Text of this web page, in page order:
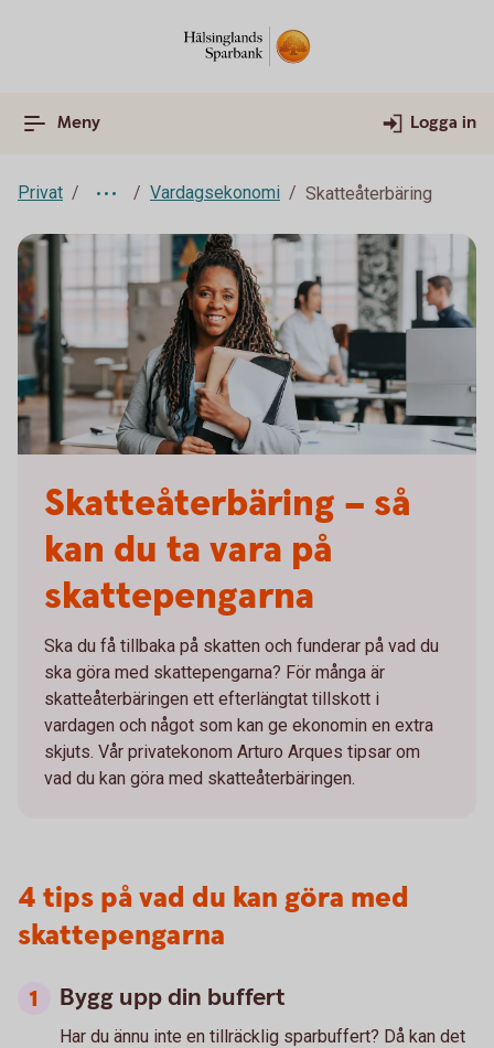
Meny Logga in
Privat Vardagsekonomi Skatteåterbäring
Skatteåterbäring – så
kan du ta vara på
skattepengarna
Ska du få tillbaka på skatten och funderar på vad du
ska göra med skattepengarna? För många är
skatteåterbäringen ett efterlängtat tillskott i
vardagen och något som kan ge ekonomin en extra
skjuts. Vår privatekonom Arturo Arques tipsar om
vad du kan göra med skatteåterbäringen.
4 tips på vad du kan göra med
skattepengarna
Bygg upp din buffert
Har du ännu inte en tillräcklig sparbuffert? Då kan det